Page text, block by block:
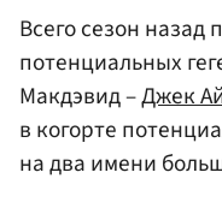
Всего сезон назад
потенциальных
Макдэвид –Джек
в когорте
на два имени